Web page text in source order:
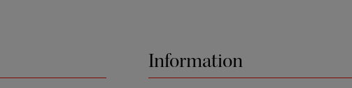
Information